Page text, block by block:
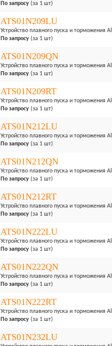
По запросу (за 1 шт)
ATS01N209LU
Устройство плавного пуска и торможения
По запросу (за 1 шт)
ATS01N209QN
Устройство плавного пуска и торможения
По запросу (за 1 шт)
ATS01N209RT
Устройство плавного пуска и торможения
По запросу (за 1 шт)
ATS01N212LU
Устройство плавного пуска и торможения
По запросу (за 1 шт)
ATS01N212QN
Устройство плавного пуска и торможения
По запросу (за 1 шт)
ATS01N212RT
Устройство плавного пуска и торможения
По запросу (за 1 шт)
ATS01N222LU
Устройство плавного пуска и торможения
По запросу (за 1 шт)
ATS01N222QN
Устройство плавного пуска и торможения
По запросу (за 1 шт)
ATS01N222RT
Устройство плавного пуска и торможения
По запросу (за 1 шт)
ATS01N232LU